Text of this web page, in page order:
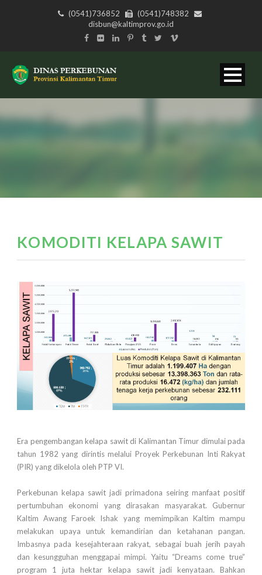
(0541)736852
(0541)748382
disbun@kaltimprov.go.id
KOMODITI KELAPA SAWIT
Era pengembangan kelapa sawit di Kalimantan Timur dimulai pada
tahun 1982 yang dirintis melalui Proyek Perkebunan Inti Rakyat
(PIR) yang dikelola oleh PTP VI.
Perkebunan kelapa sawit jadi primadona seiring manfaat positif
pertumbuhan ekonomi yang dirasakan masyarakat. Gubernur
Kaltim Awang Faroek Ishak yang memimpikan Kaltim mampu
melakukan upaya untuk kemandirian dan ketahanan pangan.
Imbasnya pada kesejahteraan rakyat, sebagai buah jerih payah
dan kesungguhan menggapai mimpi. Yaitu “Dreams come true”
program 1 juta hektar kelapa sawit jadi kenyataan. Bahkan